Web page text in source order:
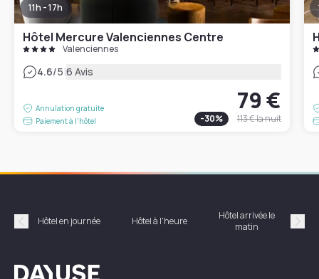
11h - 17h
Hôtel Mercure Valenciennes Centre
Valenciennes
4.6/5|6 Avis
Annulation gratuite
Paiement à l'hôtel
79 €
-30% 113 €la nuit
Précédent
Hôtel en journée Hôtel à l'heure
Hôtel arrivée le
matin
Dayuse